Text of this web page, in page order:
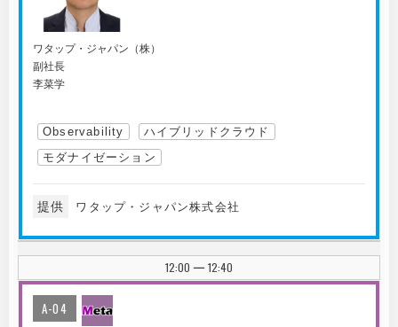
ワタップ・ジャパン（株）
副社長
李菜学
Observability
ハイブリッドクラウド
モダナイゼーション
提供 ワタップ・ジャパン株式会社
12:00 | 12:40
A-04